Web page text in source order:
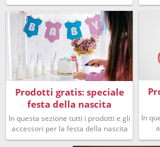
Prodotti gratis: speciale
festa della nascita
In questa sezione tutti i prodotti e gli
accessori per la festa della nascita
In